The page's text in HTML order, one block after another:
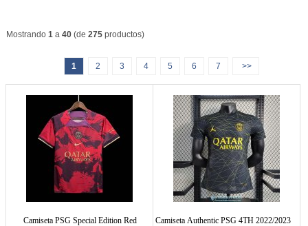
Mostrando 1a 40(de 275productos)
1 2 3 4 5 6 7 >>
Camiseta PSG Special Edition Red
Camiseta Authentic PSG 4TH 2022/2023